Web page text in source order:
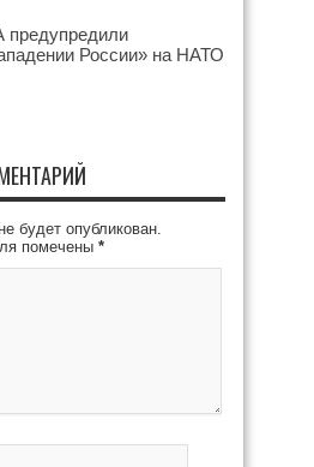
России» на НАТО
будет опубликован.
помечены *